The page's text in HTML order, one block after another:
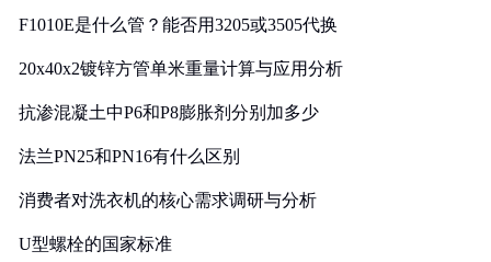
F1010E是什么管？能否用3205或3505代换
20x40x2镀锌方管单米重量计算与应用分析
抗渗混凝土中P6和P8膨胀剂分别加多少
法兰PN25和PN16有什么区别
消费者对洗衣机的核心需求调研与分析
U型螺栓的国家标准